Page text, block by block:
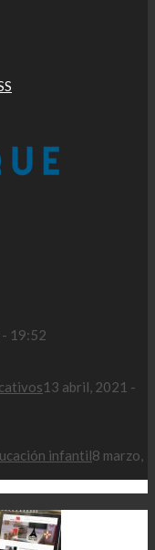
19:52
13 abril, 2021 -
infantil8 marzo,